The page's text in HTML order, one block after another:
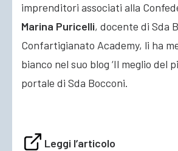
imprenditori associati alla
Marina Puricelli, docente di Sda
Confartigianato Academy, li ha
bianco nel suo blog ‘Il meglio del
portale di Sda Bocconi.
Leggi l’articolo